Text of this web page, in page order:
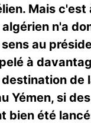
Mais c'est
n'a
au
à
de
Yémen, si
bien été